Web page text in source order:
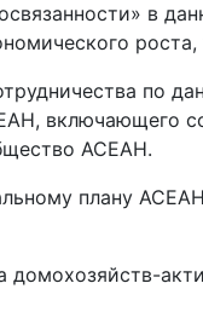
в
по
включающего
АСЕАН.
плану
домохозяйств-